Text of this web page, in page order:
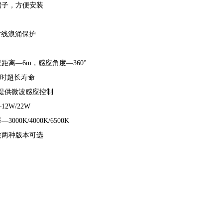
，方便安装
浪涌保护
离—6m，感应角度—360°
超长寿命
供微波感应控制
22W
4000K/6500K
种版本可选